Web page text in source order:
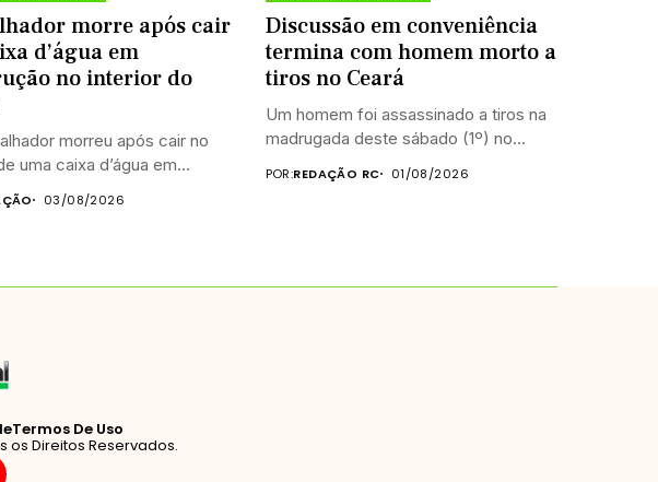
morre após cair
d’água em
no interior do
morreu após cair no
uma caixa d’água em...
03/08/2026
Discussão em conveniência
termina com homem morto a
tiros no Ceará
Um homem foi assassinado a tiros na
madrugada deste sábado (1º) no...
POR:REDAÇÃO RC 01/08/2026
Termos De Uso
os Direitos Reservados.